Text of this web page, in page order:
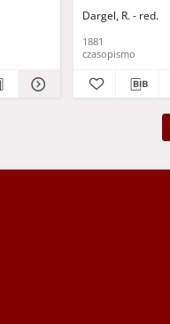
Dargel, R. - red.
1881
czasopismo